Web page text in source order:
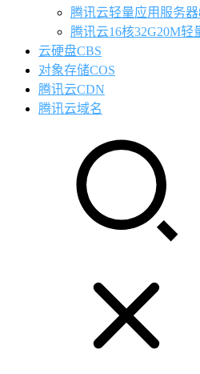
腾讯云轻量应用服务
腾讯云16核32G20M轻
云硬盘CBS
对象存储COS
腾讯云CDN
腾讯云域名